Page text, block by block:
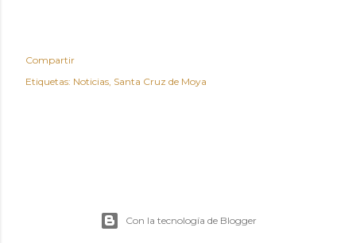
Compartir
Etiquetas: Noticias Santa Cruz de Moya
Con la tecnología de Blogger